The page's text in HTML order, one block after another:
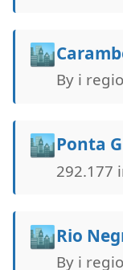
🏙️
By i
🏙️Ponta
292.177
🏙️Rio
By i